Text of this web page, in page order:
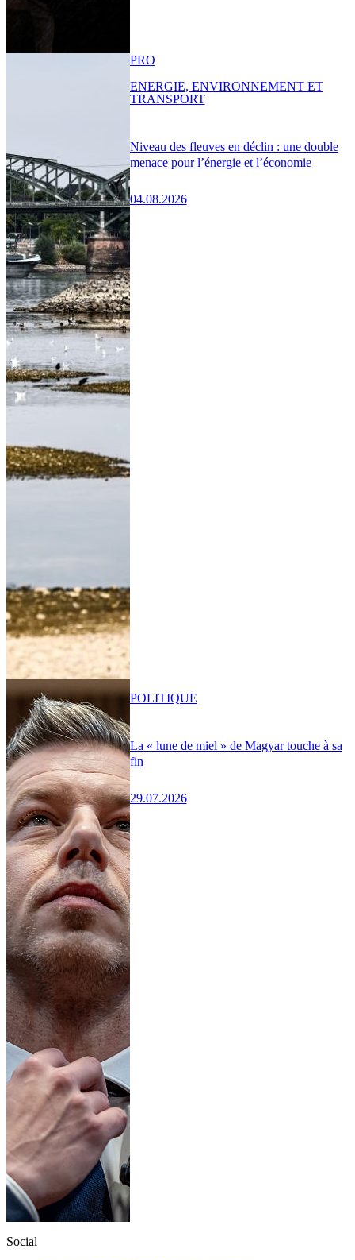
Niveau des fleuves en déclin : une double
menace pour l’énergie et l’économie
04.08.2026
PRO
ENERGIE, ENVIRONNEMENT ET
TRANSPORT
La « lune de miel » de Magyar touche à sa
fin
29.07.2026
POLITIQUE
Social